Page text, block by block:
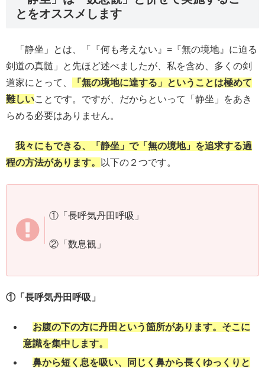
とをオススメします
「静坐」とは、「『何も考えない』=『無の境地』に迫る
剣道の真髄」と先ほど述べましたが、私を含め、多くの剣
道家にとって、
「無の境地に達する」ということは極めて
難しいことです。ですが、だからといって「静坐」をあき
らめる必要はありません。
我々にもできる、「静坐」で「無の境地」を追求する過
程の方法があります。
以下の２つです。
①「長呼気丹田呼吸」
②「数息観」
①「長呼気丹田呼吸」
お腹の下の方に丹田という箇所があります。そこに
意識を集中します。
鼻から短く息を吸い、同じく鼻から長くゆっくりと